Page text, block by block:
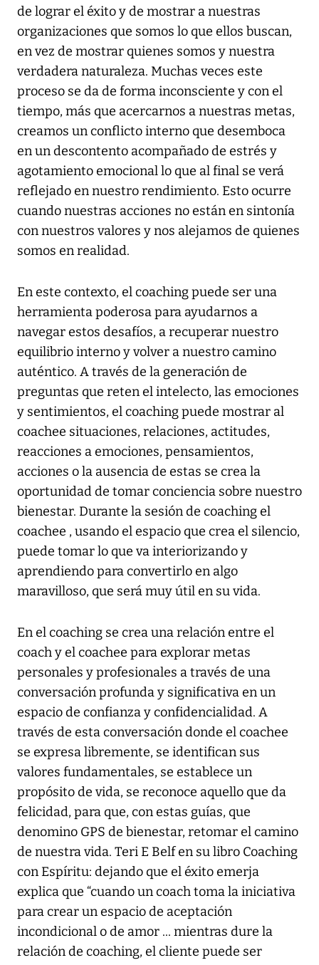
de lograr el éxito y de mostrar a nuestras
organizaciones que somos lo que ellos buscan,
en vez de mostrar quienes somos y nuestra
verdadera naturaleza. Muchas veces este
proceso se da de forma inconsciente y con el
tiempo, más que acercarnos a nuestras metas,
creamos un conflicto interno que desemboca
en un descontento acompañado de estrés y
agotamiento emocional lo que al final se verá
reflejado en nuestro rendimiento. Esto ocurre
cuando nuestras acciones no están en sintonía
con nuestros valores y nos alejamos de quienes
somos en realidad.
En este contexto, el coaching puede ser una
herramienta poderosa para ayudarnos a
navegar estos desafíos, a recuperar nuestro
equilibrio interno y volver a nuestro camino
auténtico. A través de la generación de
preguntas que reten el intelecto, las emociones
y sentimientos, el coaching puede mostrar al
coachee situaciones, relaciones, actitudes,
reacciones a emociones, pensamientos,
acciones o la ausencia de estas se crea la
oportunidad de tomar conciencia sobre nuestro
bienestar. Durante la sesión de coaching el
coachee , usando el espacio que crea el silencio,
puede tomar lo que va interiorizando y
aprendiendo para convertirlo en algo
maravilloso, que será muy útil en su vida.
En el coaching se crea una relación entre el
coach y el coachee para explorar metas
personales y profesionales a través de una
conversación profunda y significativa en un
espacio de confianza y confidencialidad. A
través de esta conversación donde el coachee
se expresa libremente, se identifican sus
valores fundamentales, se establece un
propósito de vida, se reconoce aquello que da
felicidad, para que, con estas guías, que
denomino GPS de bienestar, retomar el camino
de nuestra vida. Teri E Belf en su libro Coaching
con Espíritu: dejando que el éxito emerja
explica que “cuando un coach toma la iniciativa
para crear un espacio de aceptación
incondicional o de amor ... mientras dure la
relación de coaching, el cliente puede ser